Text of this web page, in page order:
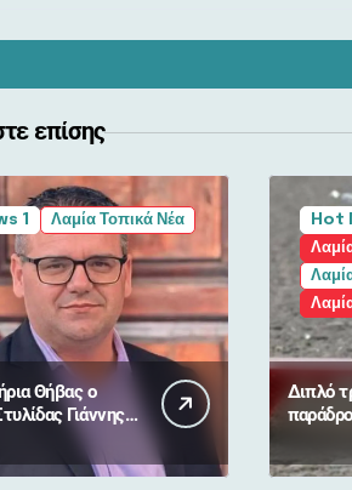
επίσης
1 Λαμία Τοπικά Νέα
Θήβας ο
Γιάννης
από πολίτες
Hot
Διπλό